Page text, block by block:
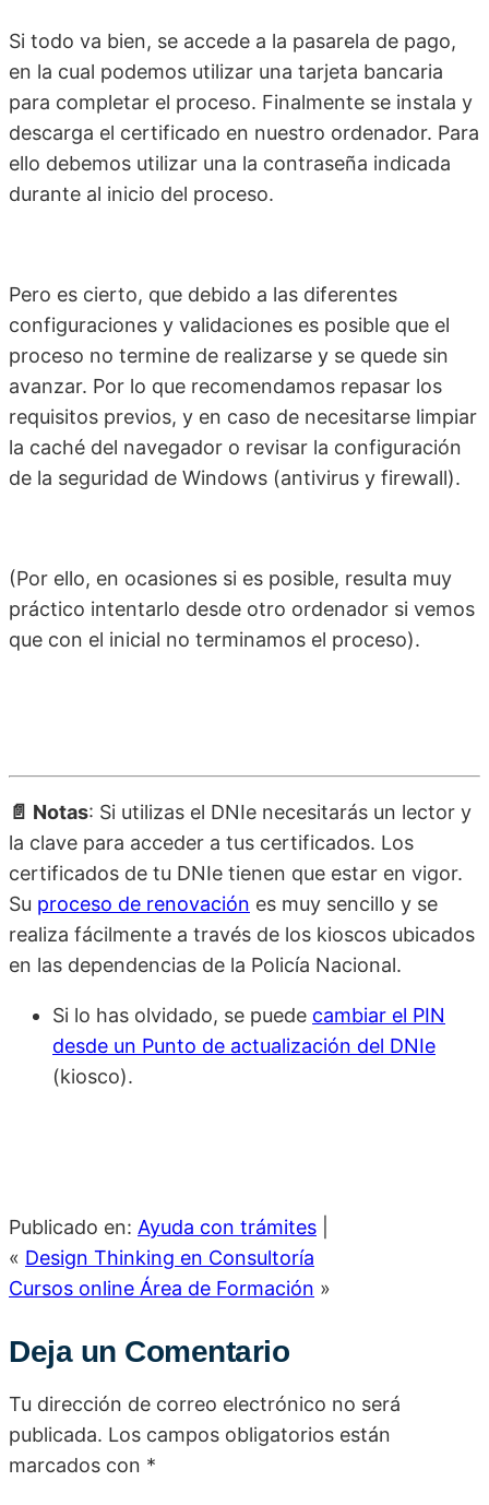
Si todo va bien, se accede a la pasarela de pago,
en la cual podemos utilizar una tarjeta bancaria
para completar el proceso. Finalmente se instala y
descarga el certificado en nuestro ordenador. Para
ello debemos utilizar una la contraseña indicada
durante al inicio del proceso.
Pero es cierto, que debido a las diferentes
configuraciones y validaciones es posible que el
proceso no termine de realizarse y se quede sin
avanzar. Por lo que recomendamos repasar los
requisitos previos, y en caso de necesitarse limpiar
la caché del navegador o revisar la configuración
de la seguridad de Windows (antivirus y firewall).
(Por ello, en ocasiones si es posible, resulta muy
práctico intentarlo desde otro ordenador si vemos
que con el inicial no terminamos el proceso).
📄 Notas: Si utilizas el DNIe necesitarás un lector y
la clave para acceder a tus certificados. Los
certificados de tu DNIe tienen que estar en vigor.
Su proceso de renovación es muy sencillo y se
realiza fácilmente a través de los kioscos ubicados
en las dependencias de la Policía Nacional.
Si lo has olvidado, se puede cambiar el PIN
desde un Punto de actualización del DNIe
(kiosco).
Publicado en: Ayuda con trámites
« Design Thinking en Consultoría
Cursos online Área de Formación »
Deja un Comentario
Tu dirección de correo electrónico no será
publicada. Los campos obligatorios están
marcados con *